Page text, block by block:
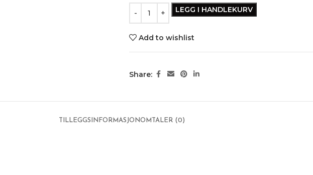
LEGG I HANDLEKURV
Add to wishlist
Share:
TILLEGGSINFORMASJONOMTALER (0)